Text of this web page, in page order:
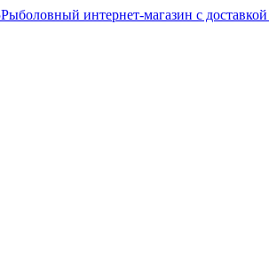
Рыболовный интернет-магазин с